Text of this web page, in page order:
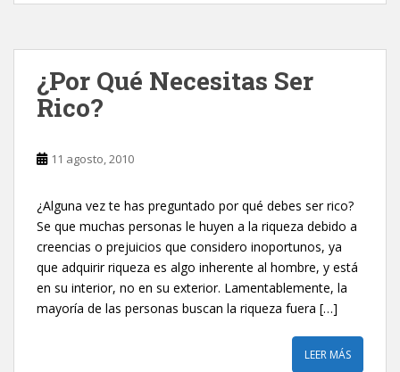
‎¿Por Qué Necesitas Ser
Rico?‎
11 agosto, 2010
¿Alguna vez te has preguntado por qué debes ser rico?‎
Se que muchas personas le huyen a la riqueza debido a
creencias o prejuicios que considero inoportunos, ya
que adquirir riqueza es algo inherente al hombre, y está
en su interior, no en su exterior. Lamentablemente, la
mayoría de las personas buscan la riqueza fuera […]
LEER MÁS